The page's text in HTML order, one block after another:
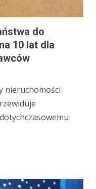
do
10 lat dla
nieruchomości